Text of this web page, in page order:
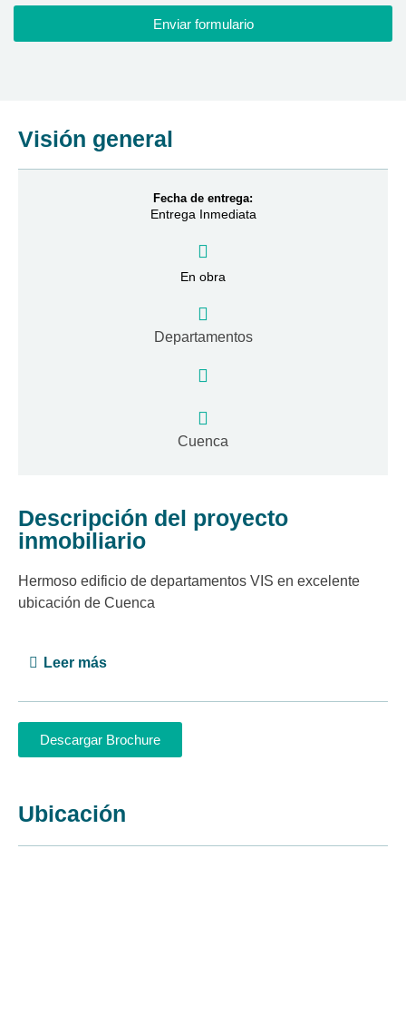
Visión general
Fecha de entrega:
Entrega Inmediata
En obra
Departamentos
Cuenca
Descripción del proyecto
inmobiliario
Hermoso edificio de departamentos VIS en excelente
ubicación de Cuenca
Leer más
Descargar Brochure
Ubicación
Enviar formulario